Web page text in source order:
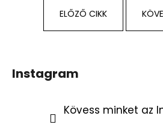
ELŐZŐ CIKK
Instagram
Kövess minket az